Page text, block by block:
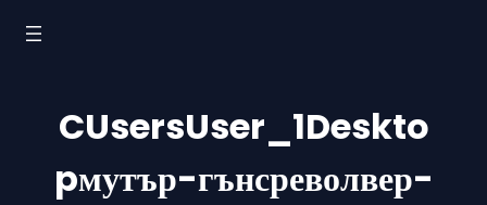
Към
съдържанието
CUsersUser_1Deskto
pмутър-гънсреволвер-